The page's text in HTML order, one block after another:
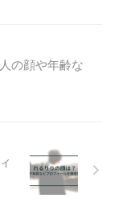
の顔や年齢な